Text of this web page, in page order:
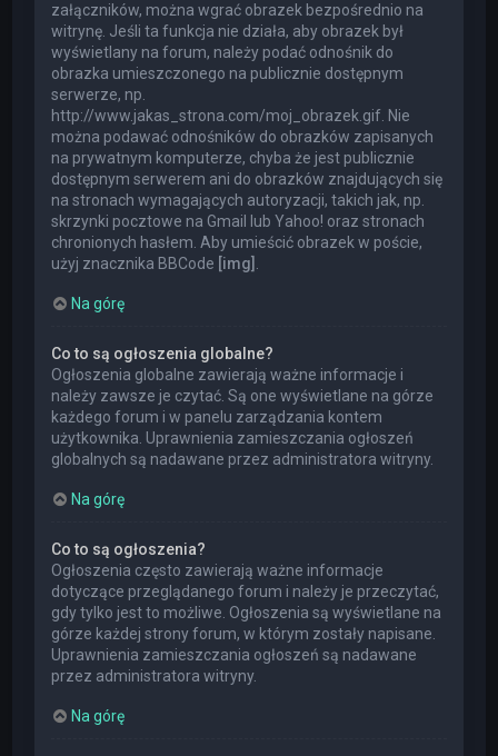
załączników, można wgrać obrazek bezpośrednio na
witrynę. Jeśli ta funkcja nie działa, aby obrazek był
wyświetlany na forum, należy podać odnośnik do
obrazka umieszczonego na publicznie dostępnym
serwerze, np.
http://www.jakas_strona.com/moj_obrazek.gif. Nie
można podawać odnośników do obrazków zapisanych
na prywatnym komputerze, chyba że jest publicznie
dostępnym serwerem ani do obrazków znajdujących się
na stronach wymagających autoryzacji, takich jak, np.
skrzynki pocztowe na Gmail lub Yahoo! oraz stronach
chronionych hasłem. Aby umieścić obrazek w poście,
użyj znacznika BBCode [img] .
Na górę
Co to są ogłoszenia globalne?
Ogłoszenia globalne zawierają ważne informacje i
należy zawsze je czytać. Są one wyświetlane na górze
każdego forum i w panelu zarządzania kontem
użytkownika. Uprawnienia zamieszczania ogłoszeń
globalnych są nadawane przez administratora witryny.
Na górę
Co to są ogłoszenia?
Ogłoszenia często zawierają ważne informacje
dotyczące przeglądanego forum i należy je przeczytać,
gdy tylko jest to możliwe. Ogłoszenia są wyświetlane na
górze każdej strony forum, w którym zostały napisane.
Uprawnienia zamieszczania ogłoszeń są nadawane
przez administratora witryny.
Na górę